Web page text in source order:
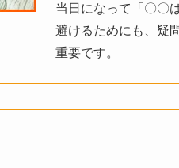
当日になって「〇〇
避けるためにも、疑
重要です。